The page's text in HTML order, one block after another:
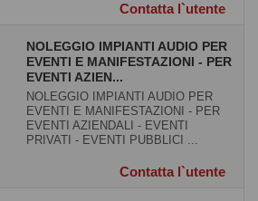
Contatta l`utente
NOLEGGIO IMPIANTI AUDIO PER
EVENTI E MANIFESTAZIONI - PER
EVENTI AZIEN...
NOLEGGIO IMPIANTI AUDIO PER
EVENTI E MANIFESTAZIONI - PER
EVENTI AZIENDALI - EVENTI
PRIVATI - EVENTI PUBBLICI ...
Contatta l`utente